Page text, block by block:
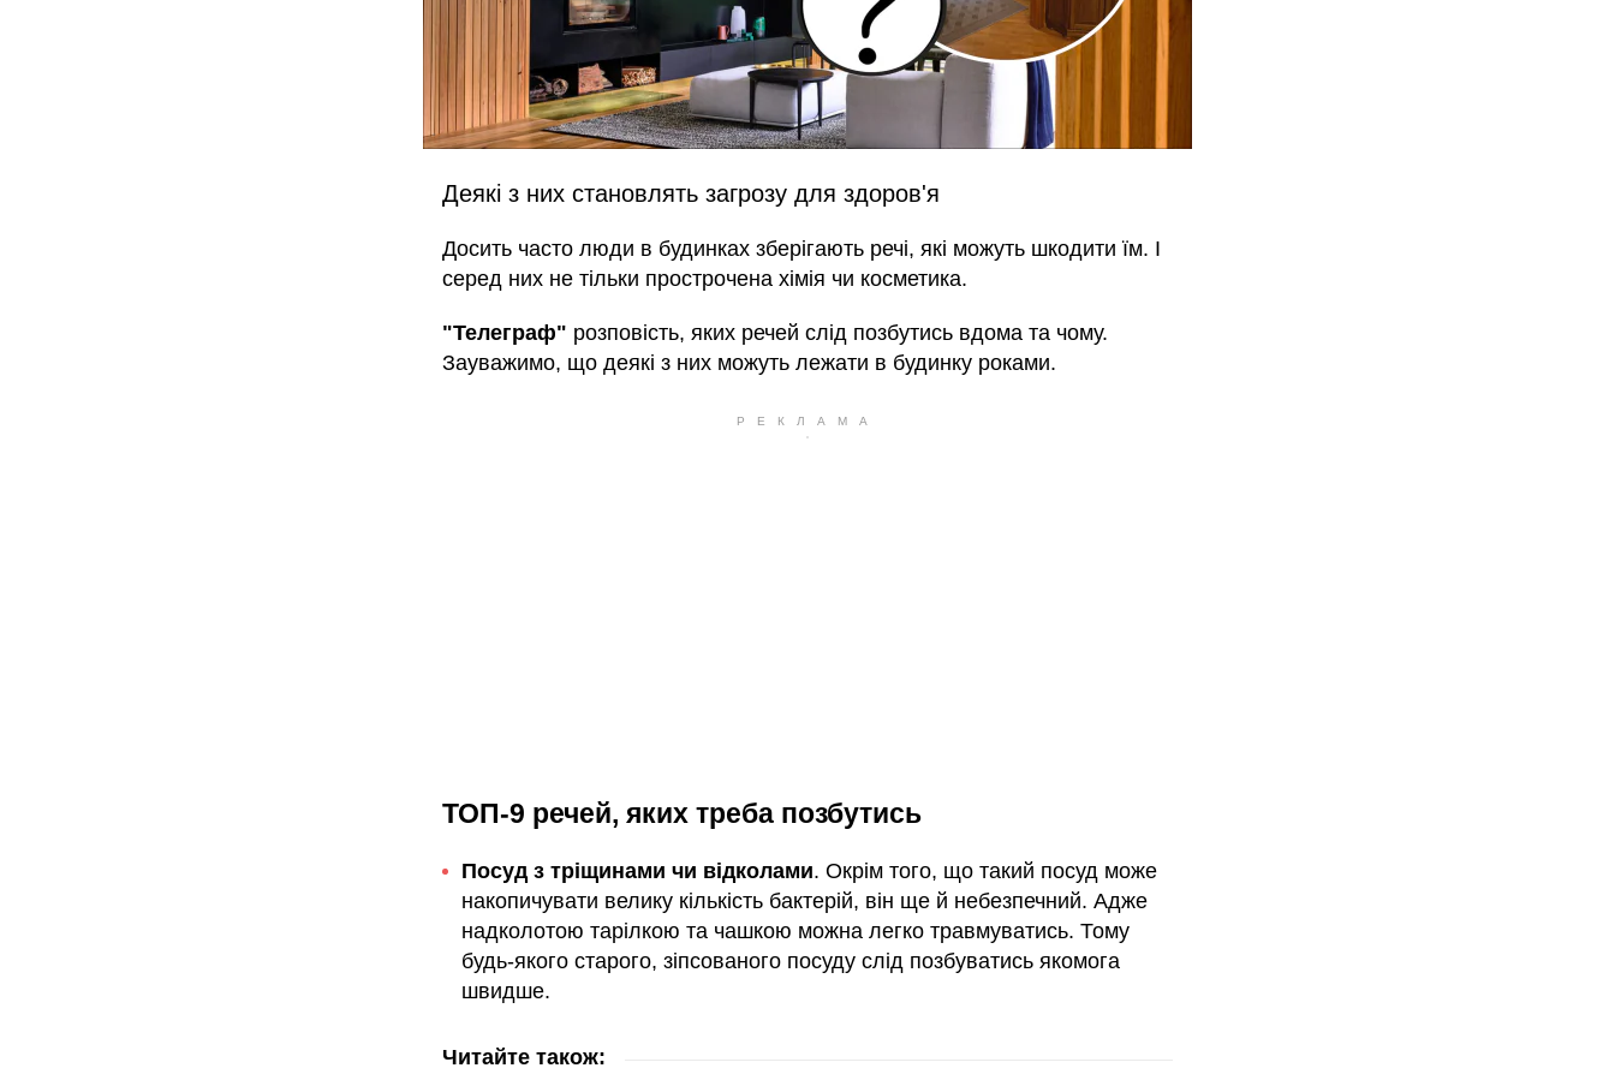
Деякі з них становлять загрозу для здоров'я
Досить часто люди в будинках зберігають речі, які можуть шкодити їм. І
серед них не тільки прострочена хімія чи косметика.
"Телеграф" розповість, яких речей слід позбутись вдома та чому.
Зауважимо, що деякі з них можуть лежати в будинку роками.
ТОП-9 речей, яких треба позбутись
Посуд з тріщинами чи відколами. Окрім того, що такий посуд може
накопичувати велику кількість бактерій, він ще й небезпечний. Адже
надколотою тарілкою та чашкою можна легко травмуватись. Тому
будь-якого старого, зіпсованого посуду слід позбуватись якомога
швидше.
Читайте також: